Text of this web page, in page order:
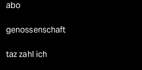
abo
genossenschaft
taz zahl ich